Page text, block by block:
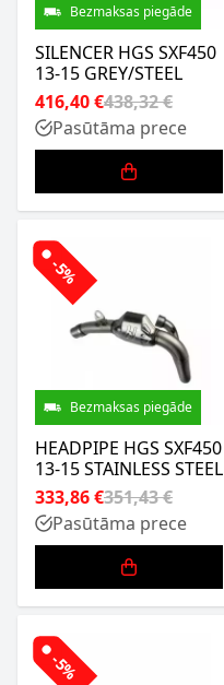
Bezmaksas piegāde
SILENCER HGS SXF450
13-15 GREY/STEEL
416,40 €438,32 €
Pasūtāma prece
-5%
Bezmaksas piegāde
HEADPIPE HGS SXF450
13-15 STAINLESS STEEL
333,86 €351,43 €
Pasūtāma prece
-5%